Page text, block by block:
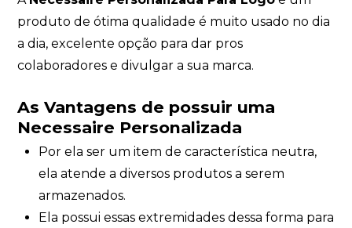
produto de ótima qualidade é muito usado no dia
a dia, excelente opção para dar pros
colaboradores e divulgar a sua marca.
As Vantagens de possuir uma
Necessaire Personalizada
Por ela ser um item de característica neutra,
ela atende a diversos produtos a serem
armazenados.
Ela possui essas extremidades dessa forma para